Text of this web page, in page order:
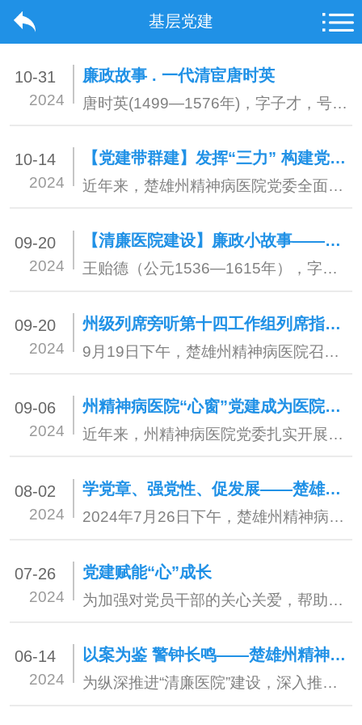
基层党建
10-31
2024
廉政故事 . 一代清宦唐时英
唐时英(1499—1576年)，字子才，号一相居士，曲靖人。明代嘉靖八年(1529年)考中进士，被授山西平阳知县。
10-14
2024
【党建带群建】发挥“三力” 构建党建带群建新格局
近年来，楚雄州精神病医院党委全面加强党对群团工作的领导，牢牢把握“建”的重点，突出“带”的关键，着力推进工、青、妇组织建设，把党群组织优势成功转化为发展优势，构建形成“党建带群建、群建促党建”的党群融合新格局，2023年12月，被州委命名表彰为“党建带群建示范点”。
09-20
2024
【清廉医院建设】廉政小故事——王贻德：一生清廉 两袖清风
王贻德（公元1536—1615年），字师禹、号伸斋，明代广西全州县恩乡茅埠（今枧塘镇芳塘村公所茅埠村）人，王姓家族是当时全州县的四大望族之一。
09-20
2024
州级列席旁听第十四工作组列席指导楚雄州精神病医院党委理论学习中心组2024年第八次学习研讨
9月19日下午，楚雄州精神病医院召开了党委理论学习中心组2024年第八次学习研讨会议......
09-06
2024
州精神病医院“心窗”党建成为医院高质量发展红色引擎
近年来，州精神病医院党委扎实开展党建“12345”行动抓实基层党建，形成独具行业特色的“心窗”党建品牌，实现党建与医疗业务双融双促，以高质量党建引领医院高质量发展。
08-02
2024
学党章、强党性、促发展——楚雄州精神病医院党委组织开展《中国共产党章程》专题培训
2024年7月26日下午，楚雄州精神病医院党委邀请州纪委监委三级调研员刘谦为医院全体在职党员、入党积极分子、发展对象共计90余人开展《中国共产党章程》专题培训，培训会由医院党委书记李建伟主持。
07-26
2024
党建赋能“心”成长
为加强对党员干部的关心关爱，帮助党员干部释放压力，促进身心健康发展，近日，楚雄州第二人民医院心理健康服务团队受邀为姚安县教育体育系统党员干部进行心理健康知识讲座和心理团辅活动，全县教育体育系统近500余名党员干部参与聆听。
06-14
2024
以案为鉴 警钟长鸣——楚雄州精神病医院组织开展廉政警示教育活动
为纵深推进“清廉医院”建设，深入推动党纪学习教育走深走实，加强党风廉政建设和增强党员干部的廉洁自律意识。